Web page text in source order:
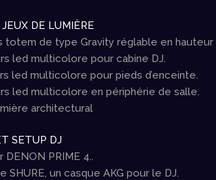
DE LUMIÈRE
totem de type Gravity réglable en hauteur
led multicolore pour cabine DJ.
led multicolore pour pieds d’enceinte.
led multicolore en périphérie de salle.
architectural
SETUP DJ
DENON PRIME 4..
SHURE, un casque AKG pour le DJ.